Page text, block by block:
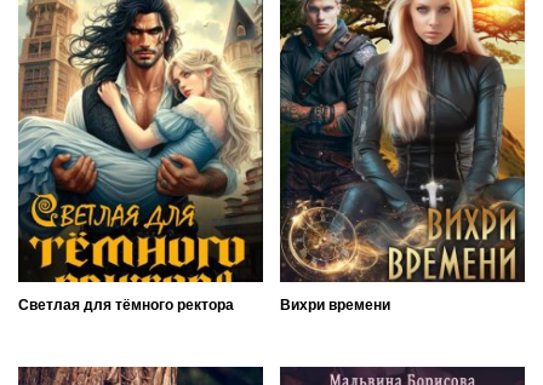
Светлая для тёмного ректора Вихри времени